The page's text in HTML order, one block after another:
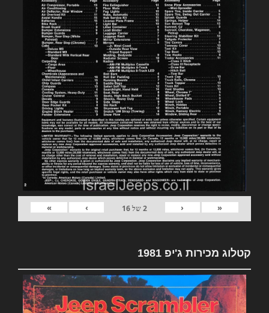
«
‹
2של16
›
»
קטלוג מכירות ג'יפ 1981